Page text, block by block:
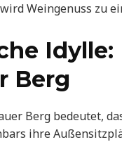
Weingenuss zu
Berg
Berg bedeutet,
ihre